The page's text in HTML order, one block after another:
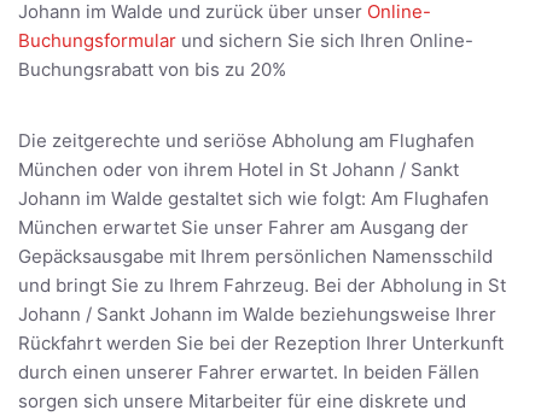
Johann im Walde und zurück über unser Online-
Buchungsformular und sichern Sie sich Ihren Online-
Buchungsrabatt von bis zu 20%
Die zeitgerechte und seriöse Abholung am Flughafen
München oder von ihrem Hotel in St Johann / Sankt
Johann im Walde gestaltet sich wie folgt: Am Flughafen
München erwartet Sie unser Fahrer am Ausgang der
Gepäcksausgabe mit Ihrem persönlichen Namensschild
und bringt Sie zu Ihrem Fahrzeug. Bei der Abholung in St
Johann / Sankt Johann im Walde beziehungsweise Ihrer
Rückfahrt werden Sie bei der Rezeption Ihrer Unterkunft
durch einen unserer Fahrer erwartet. In beiden Fällen
sorgen sich unsere Mitarbeiter für eine diskrete und